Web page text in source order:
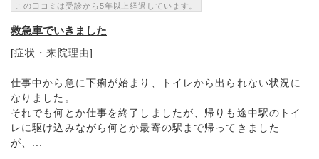
この口コミは受診から5年以上経過しています。
救急車でいきました
[症状・来院理由]
仕事中から急に下痢が始まり、トイレから出られない状況に
なりました。
それでも何とか仕事を終了しましたが、帰りも途中駅のトイ
レに駆け込みながら何とか最寄の駅まで帰ってきました
が、...